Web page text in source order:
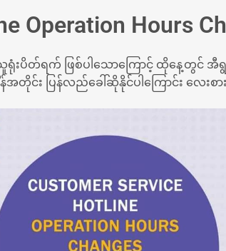
Operation Hours
းပိတ်ရက် ဖြစ်ပါသောကြောင့် ထိုနေ့တွင် အီ
တိုင်း ပြန်လည်ခေါ်ဆိုနိုင်ပါကြောင်း လေးစ